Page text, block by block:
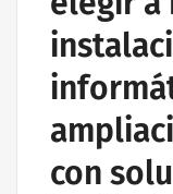
con